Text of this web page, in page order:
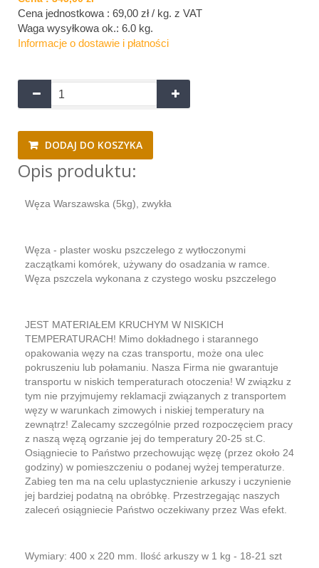
Cena jednostkowa : 69,00 zł / kg. z VAT
Waga wysyłkowa ok.: 6.0 kg.
Informacje o dostawie i płatności
DODAJ DO KOSZYKA
Opis produktu:
Węza Warszawska (5kg), zwykła
Węza - plaster wosku pszczelego z wytłoczonymi
zaczątkami komórek, używany do osadzania w ramce.
Węza pszczela wykonana z czystego wosku pszczelego
JEST MATERIAŁEM KRUCHYM W NISKICH
TEMPERATURACH! Mimo dokładnego i starannego
opakowania węzy na czas transportu, może ona ulec
pokruszeniu lub połamaniu. Nasza Firma nie gwarantuje
transportu w niskich temperaturach otoczenia! W związku z
tym nie przyjmujemy reklamacji związanych z transportem
węzy w warunkach zimowych i niskiej temperatury na
zewnątrz! Zalecamy szczególnie przed rozpoczęciem pracy
z naszą węzą ogrzanie jej do temperatury 20-25 st.C.
Osiągniecie to Państwo przechowując węzę (przez około 24
godziny) w pomieszczeniu o podanej wyżej temperaturze.
Zabieg ten ma na celu uplastycznienie arkuszy i uczynienie
jej bardziej podatną na obróbkę. Przestrzegając naszych
zaleceń osiągniecie Państwo oczekiwany przez Was efekt.
Wymiary: 400 x 220 mm. Ilość arkuszy w 1 kg - 18-21 szt